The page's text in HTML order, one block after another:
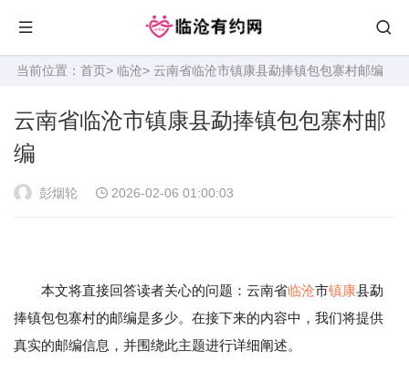
当前位置： 首页> 临沧> 云南省临沧市镇康县勐捧镇包包寨村邮编
云南省临沧市镇康县勐捧镇包包寨村邮
编
彭烟轮 2026-02-06 01:00:03
本文将直接回答读者关心的问题：云南省临沧市镇康县勐
捧镇包包寨村的邮编是多少。在接下来的内容中，我们将提供
真实的邮编信息，并围绕此主题进行详细阐述。